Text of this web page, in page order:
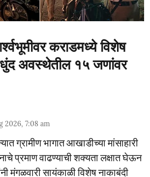
कराडमध्ये विशेष
अवस्थेतील १५ जणांवर
2026, 7:08 am
ग्रामीण भागात आखाडीच्या मांसाहारी
प्रमाण वाढण्याची शक्यता लक्षात घेऊन
मंगळवारी सायंकाळी विशेष नाकाबंदी